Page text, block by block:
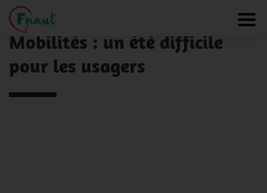
Panneau de gestion des cookies
NOS ACTUALITÉS
Mobilités : un été difficile
pour les usagers